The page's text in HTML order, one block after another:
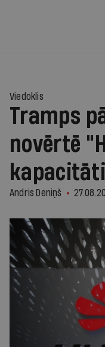
Viedoklis
Tramps
novērtē
kapacitāti
Andris Deniņš